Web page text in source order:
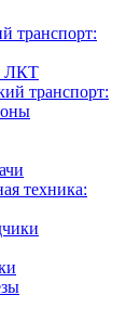
транспорт:
ЛКТ
транспорт:
техника: